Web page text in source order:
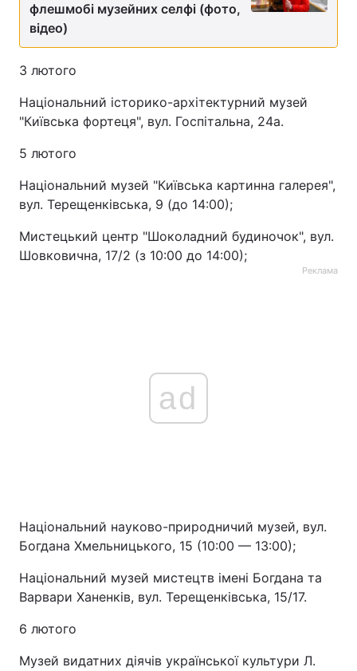
флешмобі музейних селфі (фото,
відео)
3 лютого
Національний історико-архітектурний музей
"Київська фортеця", вул. Госпітальна, 24а.
5 лютого
Національний музей "Київська картинна галерея",
вул. Терещенківська, 9 (до 14:00);
Мистецький центр "Шоколадний будиночок", вул.
Шовковична, 17/2 (з 10:00 до 14:00);
Реклама
ad
Національний науково-природничий музей, вул.
Богдана Хмельницького, 15 (10:00 — 13:00);
Національний музей мистецтв імені Богдана та
Варвари Ханенків, вул. Терещенківська, 15/17.
6 лютого
Музей видатних діячів української культури Л.